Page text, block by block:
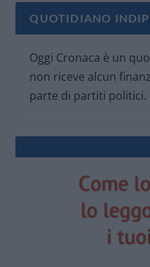
QUOTIDIANO
Oggi Cronaca è un
non riceve alcun
parte di partiti politici.